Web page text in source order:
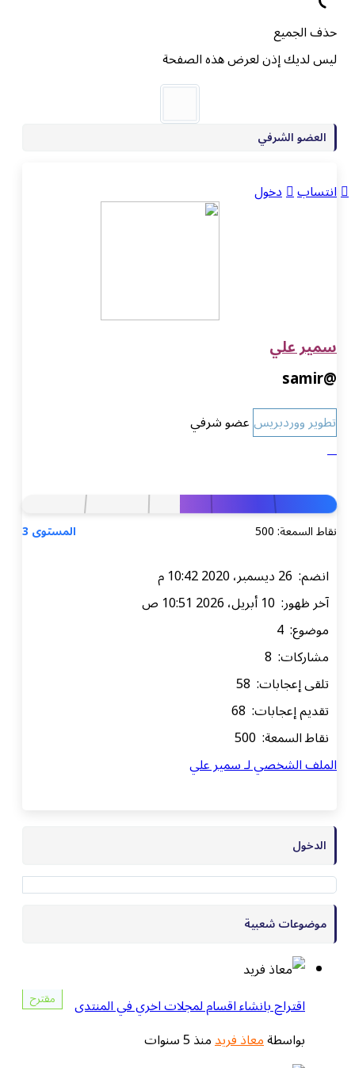
انتساب دخول
حذف الجميع
ليس لديك إذن لعرض هذه الصفحة
العضو الشرفي
سمير علي
@samir
تطوير ووردبريسعضو شرفي
نقاط السمعة: 500 المستوى 3
انضم: 26 ديسمبر، 2020 10:42 م
آخر ظهور: 10 أبريل، 2026 10:51 ص
موضوع: 4
مشاركات: 8
تلقى إعجابات: 58
تقديم إعجابات: 68
نقاط السمعة: 500
الملف الشخصي لـ سمير علي
الدخول
موضوعات شعبية
مقترح
اقتراح بانشاء اقسام لمجلات اخري في المنتدى
بواسطةمعاذ فريدمنذ 5 سنوات